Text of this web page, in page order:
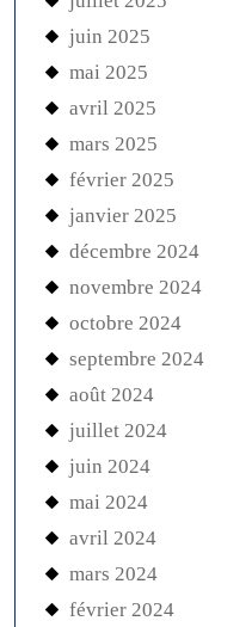
juin 2025
mai 2025
avril 2025
mars 2025
février 2025
janvier 2025
décembre 2024
novembre 2024
octobre 2024
septembre 2024
août 2024
juillet 2024
juin 2024
mai 2024
avril 2024
mars 2024
février 2024